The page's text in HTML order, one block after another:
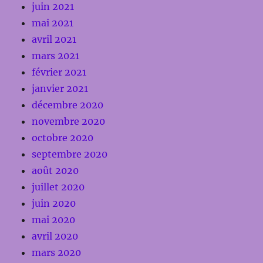
juin 2021
mai 2021
avril 2021
mars 2021
février 2021
janvier 2021
décembre 2020
novembre 2020
octobre 2020
septembre 2020
août 2020
juillet 2020
juin 2020
mai 2020
avril 2020
mars 2020